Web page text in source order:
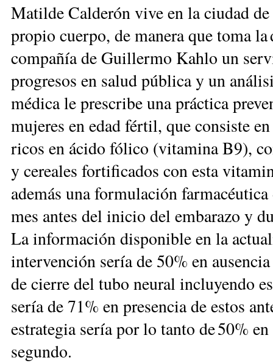
Matilde Calderón vive en la ciudad
propio cuerpo, de manera que toma
compañía de Guillermo Kahlo un
progresos en salud pública y un
médica le prescribe una práctica
mujeres en edad ­fértil, que consiste
ricos en ácido fólico (vitamina B9),
y cereales fortificados con esta
además una formulación
mes antes del inicio del embarazo y
La información disponible en la
intervención sería de 50% en
de cierre del tubo neural incluyendo
sería de 71% en presencia de estos
estrategia sería por lo tanto de 50%
segundo.